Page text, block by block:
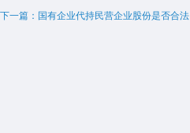
下一篇：国有企业代持民营企业股份是否合法